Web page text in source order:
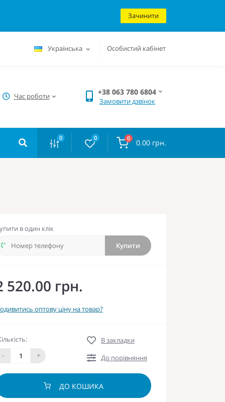
Зачинити
Українська Особистий кабінет
Час роботи +38 063 780 6804
Замовити дзвінок
0 0 0 0.00 грн.
в один клік
Купити
520.00 грн.
оптову ціну на товар?
-
+
В закладки
До порівняння
ДО КОШИКА